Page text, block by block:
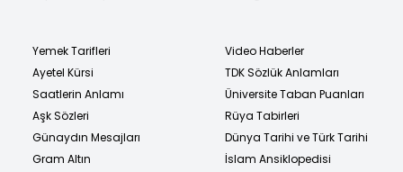
Yemek Tarifleri
Ayetel Kürsi
Saatlerin Anlamı
Aşk Sözleri
Günaydın Mesajları
Gram Altın
Video Haberler
TDK Sözlük Anlamları
Üniversite Taban Puanları
Rüya Tabirleri
Dünya Tarihi ve Türk Tarihi
İslam Ansiklopedisi